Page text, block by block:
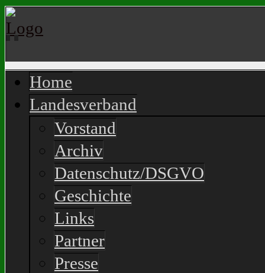
Home
Landesverband
Vorstand
Archiv
Datenschutz/DSGVO
Geschichte
Links
Partner
Presse